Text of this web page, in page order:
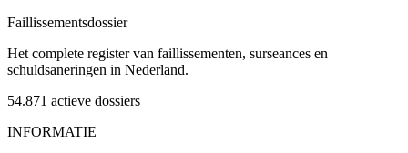
Faillissementsdossier
Het complete register van faillissementen, surseances en
schuldsaneringen in Nederland.
54.871 actieve dossiers
INFORMATIE